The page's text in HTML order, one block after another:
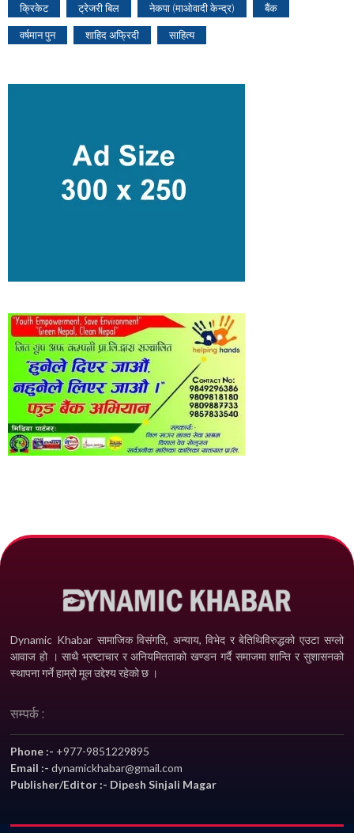
क्रिकेट ट्रेजरी बिल नेकपा (माओवादी केन्द्र) बैंक
वर्षमान पुन शाहिद अफ्रिदी साहित्य
Dynamic Khabar सामाजिक विसंगति, अन्याय, विभेद­ र बेतिथिविरुद्धको एउटा सग्लो
आवाज हो । साथै भ्रष्टाचार र अनियमितताको खण्डन गर्दै समाजमा शान्ति र सुशासनको
स्थापना गर्ने हाम्रो मूल उद्देश्य रहेको छ ।
सम्पर्क :
Phone :- +977-9851229895
Email :-dynamickhabar@gmail.com
Publisher/Editor :- Dipesh Sinjali Magar